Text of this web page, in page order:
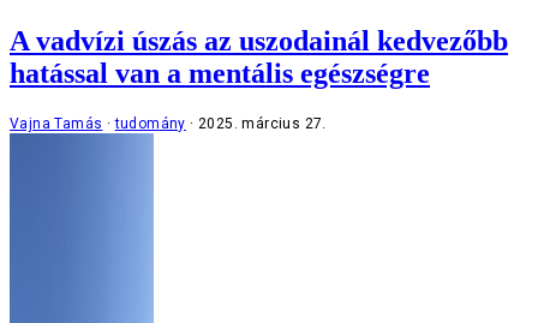
A vadvízi úszás az uszodainál kedvezőbb
hatással van a mentális egészségre
Vajna Tamás tudomány 2025. március 27.